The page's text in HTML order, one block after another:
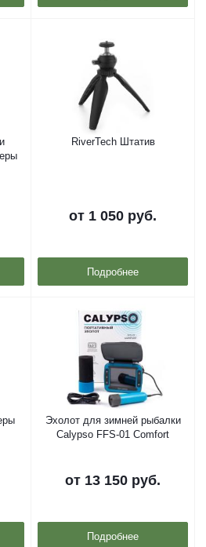
RiverTech Штатив
от 1 050 руб.
Подробнее
Эхолот для зимней рыбалки
Calypso FFS-01 Comfort
от 13 150 руб.
Подробнее